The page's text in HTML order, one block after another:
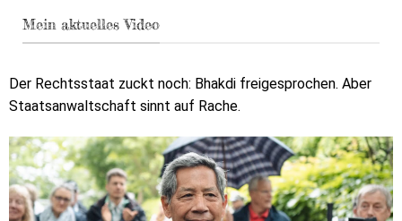
Mein aktuelles Video
Der Rechtsstaat zuckt noch: Bhakdi freigesprochen. Aber
Staatsanwaltschaft sinnt auf Rache.